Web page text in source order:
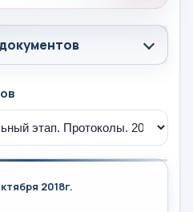
2018г.